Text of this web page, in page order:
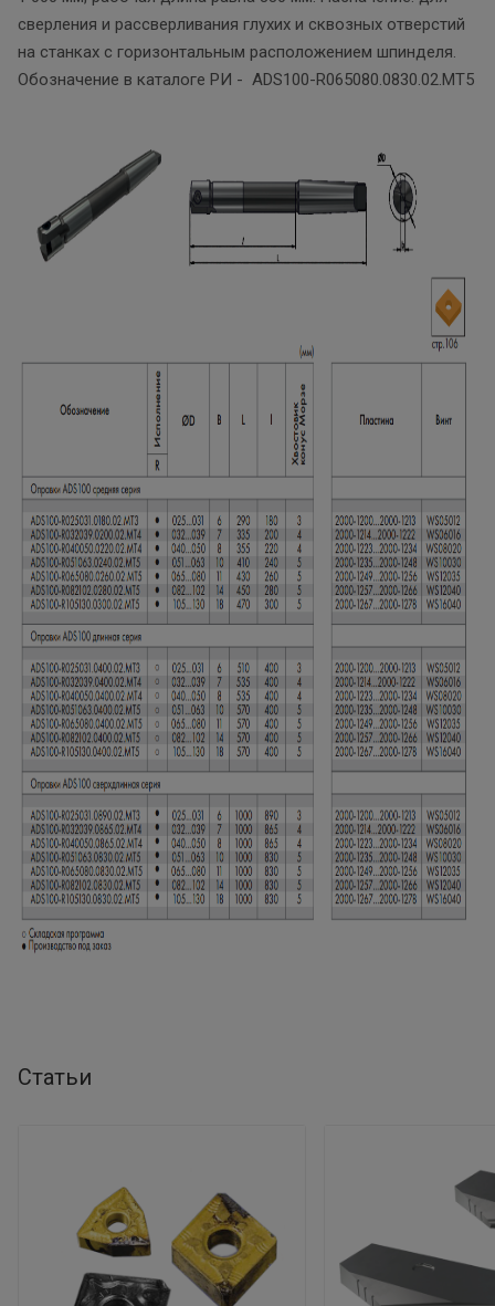
сверления и рассверливания глухих и сквозных отверстий
на станках с горизонтальным расположением шпинделя.
Обозначение в каталоге РИ - ADS100-R065080.0830.02.MT5
Статьи